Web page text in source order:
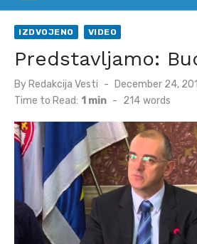
IZDVOJENO VIDEO
Predstavljamo:
By Redakcija Vesti
Posted
on
December 24,
Time to Read: 1 min - 214 words